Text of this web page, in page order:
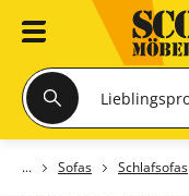
Sofas Schlafsofas